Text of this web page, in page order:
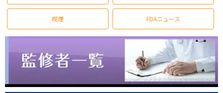
喫煙 FDAニュース